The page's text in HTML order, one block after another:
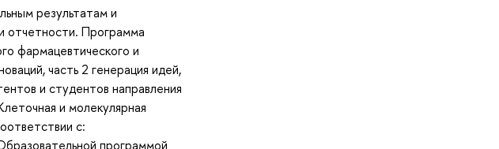
результатам и
отчетности. Программа
фармацевтического и
часть 2 генерация идей,
и студентов направления
и молекулярная
с:
программой